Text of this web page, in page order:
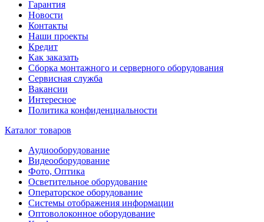
Гарантия
Новости
Контакты
Наши проекты
Кредит
Как заказать
Сборка монтажного и серверного оборудования
Сервисная служба
Вакансии
Интересное
Политика конфиденциальности
Каталог товаров
Аудиооборудование
Видеооборудование
Фото, Оптика
Осветительное оборудование
Операторское оборудование
Системы отображения информации
Оптоволоконное оборудование